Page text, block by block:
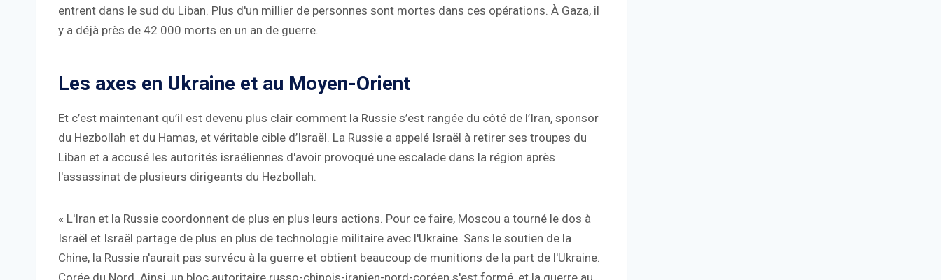
entrent dans le sud du Liban. Plus d'un millier de personnes sont mortes dans ces opérations. À Gaza, il
y a déjà près de 42 000 morts en un an de guerre.
Les axes en Ukraine et au Moyen-Orient
Et c’est maintenant qu’il est devenu plus clair comment la Russie s’est rangée du côté de l’Iran, sponsor
du Hezbollah et du Hamas, et véritable cible d’Israël. La Russie a appelé Israël à retirer ses troupes du
Liban et a accusé les autorités israéliennes d'avoir provoqué une escalade dans la région après
l'assassinat de plusieurs dirigeants du Hezbollah.
« L'Iran et la Russie coordonnent de plus en plus leurs actions. Pour ce faire, Moscou a tourné le dos à
Israël et Israël partage de plus en plus de technologie militaire avec l'Ukraine. Sans le soutien de la
Chine, la Russie n'aurait pas survécu à la guerre et obtient beaucoup de munitions de la part de l'Ukraine.